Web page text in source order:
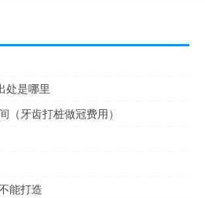
处是哪里
（牙齿打桩做冠费用）
能打造